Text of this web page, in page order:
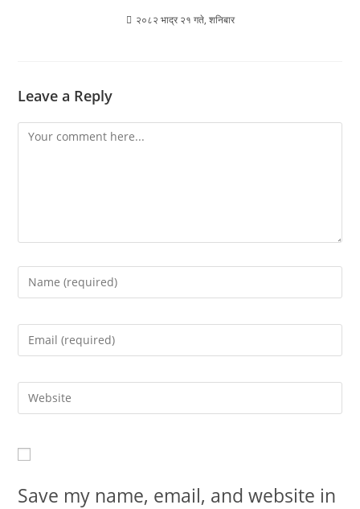
२०८२ भाद्र २१ गते, शनिबार
Leave a Reply
Save my name, email, and website in